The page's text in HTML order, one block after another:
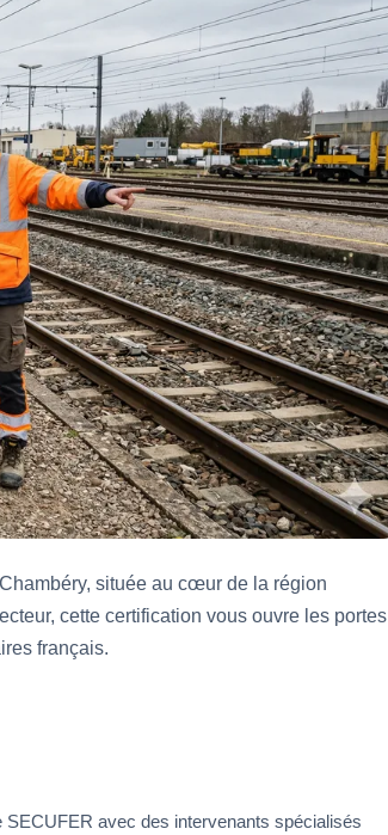
située au cœur de la région
cette certification vous ouvre les portes
français.
avec des intervenants spécialisés